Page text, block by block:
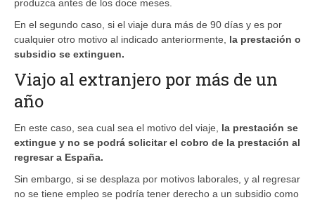
produzca antes de los doce meses.
En el segundo caso, si el viaje dura más de 90 días y es por
cualquier otro motivo al indicado anteriormente, la prestación o
subsidio se extinguen.
Viajo al extranjero por más de un
año
En este caso, sea cual sea el motivo del viaje,
la prestación se
extingue y no se podrá solicitar el cobro de la prestación al
regresar a España.
Sin embargo, si se desplaza por motivos laborales, y al regresar
no se tiene empleo se podría tener derecho a un subsidio como